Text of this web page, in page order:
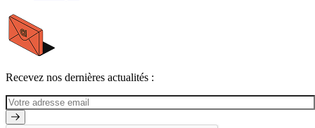
Recevez nos dernières actualités :